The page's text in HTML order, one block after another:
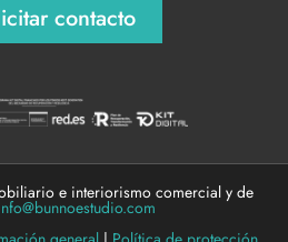
contacto
e interiorismo comercial y de